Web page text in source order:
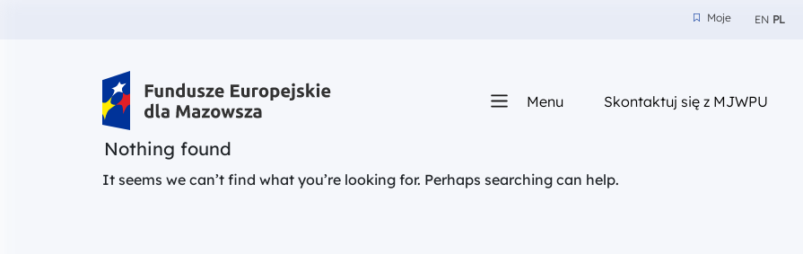
Moje
Moje EN PL
Fundusze Europejskie dla Mazowsza Menu Skontaktuj się z MJWPUz nami
Nothing found
It seems we can’t find what you’re looking for. Perhaps searching can help.